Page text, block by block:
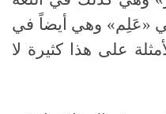
«عَلِم» وهي أيضاً في
على هذا كثيرة لا